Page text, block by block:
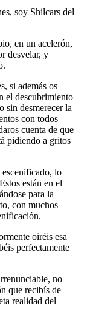
soy Shilcars del
en un acelerón,
desvelar, y
si además os
el descubrimiento
sin desmerecer la
con todos
cuenta de que
pidiendo a gritos
escenificado, lo
están en el
para la
con muchos
oiréis esa
perfectamente
no
que recibís de
realidad del